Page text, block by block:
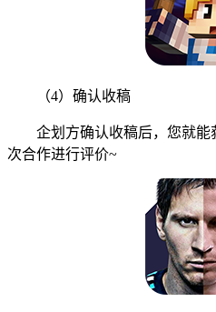
（4）确认收稿
企划方确认收稿后，您就能
次合作进行评价~